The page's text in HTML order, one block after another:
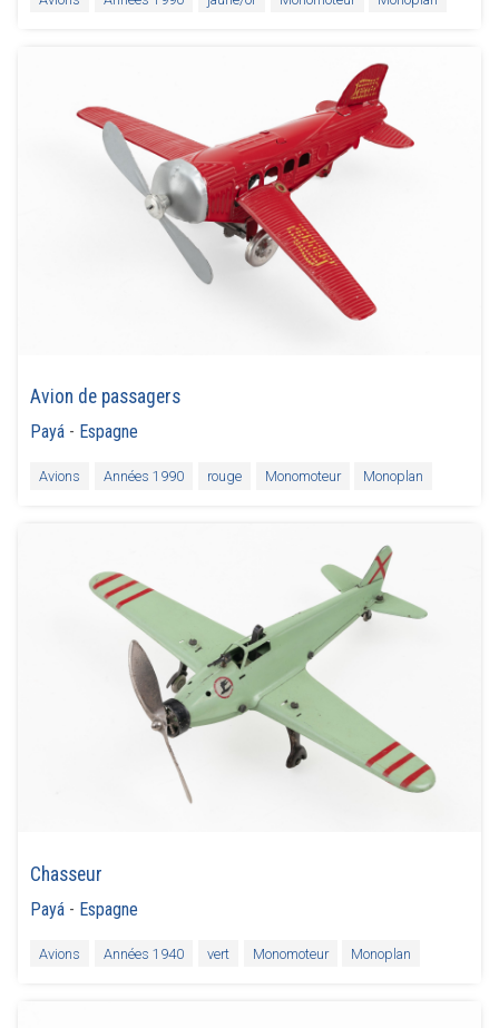
Avion de passagers
Payá - Espagne
Avions Années 1990 rouge Monomoteur Monoplan
Chasseur
Payá - Espagne
Avions Années 1940 vert Monomoteur Monoplan